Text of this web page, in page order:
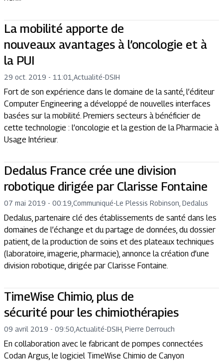
La mobilité apporte de
nouveaux avantages à l’oncologie et à
la PUI
29 oct. 2019 - 11:01 Actualité-DSIH
Fort de son expérience dans le domaine de la santé, l’éditeur
Computer Engineering a développé de nouvelles interfaces
basées sur la mobilité. Premiers secteurs à bénéficier de
cette technologie : l’oncologie et la gestion de la Pharmacie à
Usage Intérieur.
Dedalus France crée une division
robotique dirigée par Clarisse Fontaine
07 mai 2019 - 00:19 Communiqué-Le Plessis Robinson, Dedalus
Dedalus, partenaire clé des établissements de santé dans les
domaines de l’échange et du partage de données, du dossier
patient, de la production de soins et des plateaux techniques
(laboratoire, imagerie, pharmacie), annonce la création d’une
division robotique, dirigée par Clarisse Fontaine.
TimeWise Chimio, plus de
sécurité pour les chimiothérapies
09 avril 2019 - 09:50 Actualité-DSIH, Pierre Derrouch
En collaboration avec le fabricant de pompes connectées
Codan Argus, le logiciel TimeWise Chimio de Canyon